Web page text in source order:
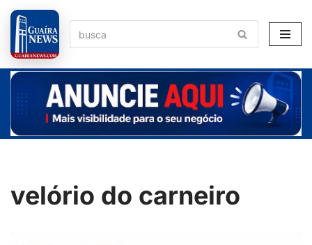
Pular
para
o
conteúdo
velório do carneiro